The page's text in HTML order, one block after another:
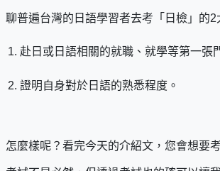
聊普遍台灣的日語學習者去考「日檢」的2
赴日或日語相關的就職、就學等第一張
證明自身對於日語的熟悉程度。
怎麼樣呢？看完今天的介紹文，您會想要